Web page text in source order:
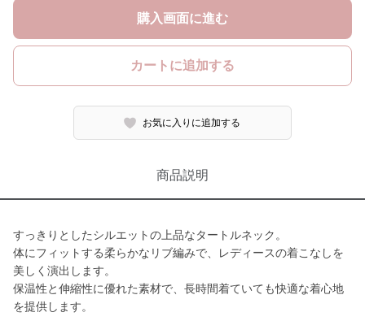
購入画面に進む
カートに追加する
お気に入りに追加する
商品説明
すっきりとしたシルエットの上品なタートルネック。
体にフィットする柔らかなリブ編みで、レディースの着こなしを
美しく演出します。
保温性と伸縮性に優れた素材で、長時間着ていても快適な着心地
を提供します。